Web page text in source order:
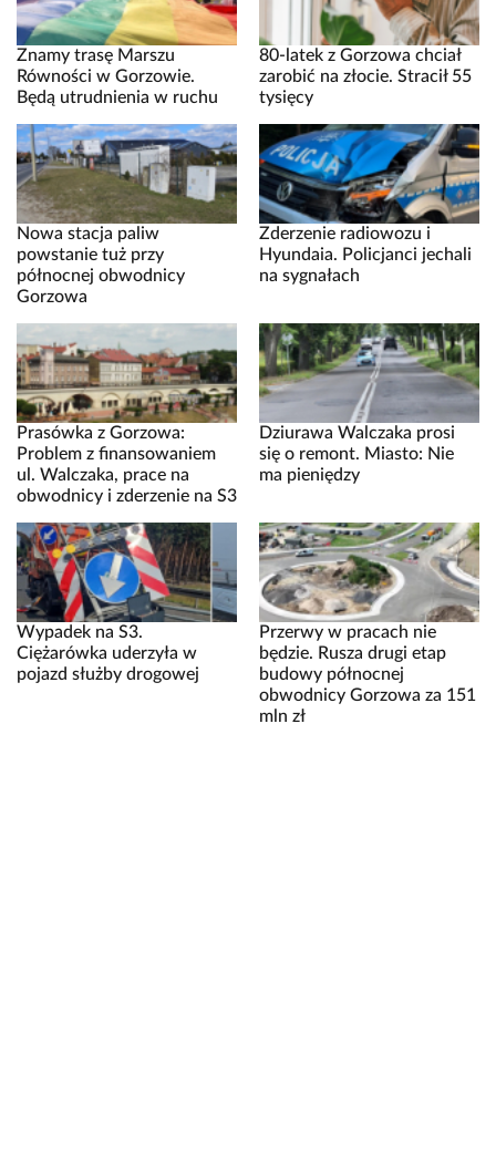
Znamy trasę Marszu
Równości w Gorzowie.
Będą utrudnienia w ruchu
80-latek z Gorzowa chciał
zarobić na złocie. Stracił 55
tysięcy
Nowa stacja paliw
powstanie tuż przy
północnej obwodnicy
Gorzowa
Zderzenie radiowozu i
Hyundaia. Policjanci jechali
na sygnałach
Prasówka z Gorzowa:
Problem z finansowaniem
ul. Walczaka, prace na
obwodnicy i zderzenie na S3
Dziurawa Walczaka prosi
się o remont. Miasto: Nie
ma pieniędzy
Wypadek na S3.
Ciężarówka uderzyła w
pojazd służby drogowej
Przerwy w pracach nie
będzie. Rusza drugi etap
budowy północnej
obwodnicy Gorzowa za 151
mln zł